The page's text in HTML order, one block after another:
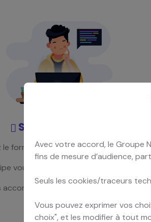
Simple et rapide
le formulaire
vous répond sous 24h ouvrées
accompagnons pour concrétiser votre
Avec votre accord, le Groupe
fins de mesure d’audience,
Seuls les cookies/traceurs
Vous pouvez exprimer vos
choix", et les modifier à tout